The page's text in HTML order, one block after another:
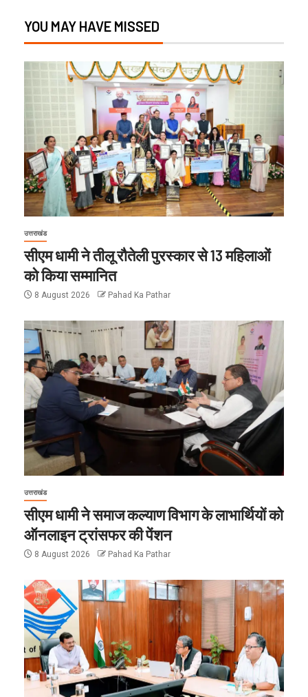
YOU MAY HAVE MISSED
उत्तराखंड
सीएम धामी ने तीलू रौतेली पुरस्कार से 13 महिलाओं
को किया सम्मानित
8 August 2026 Pahad Ka Pathar
उत्तराखंड
सीएम धामी ने समाज कल्याण विभाग के लाभार्थियों को
ऑनलाइन ट्रांसफर की पेंशन
8 August 2026 Pahad Ka Pathar